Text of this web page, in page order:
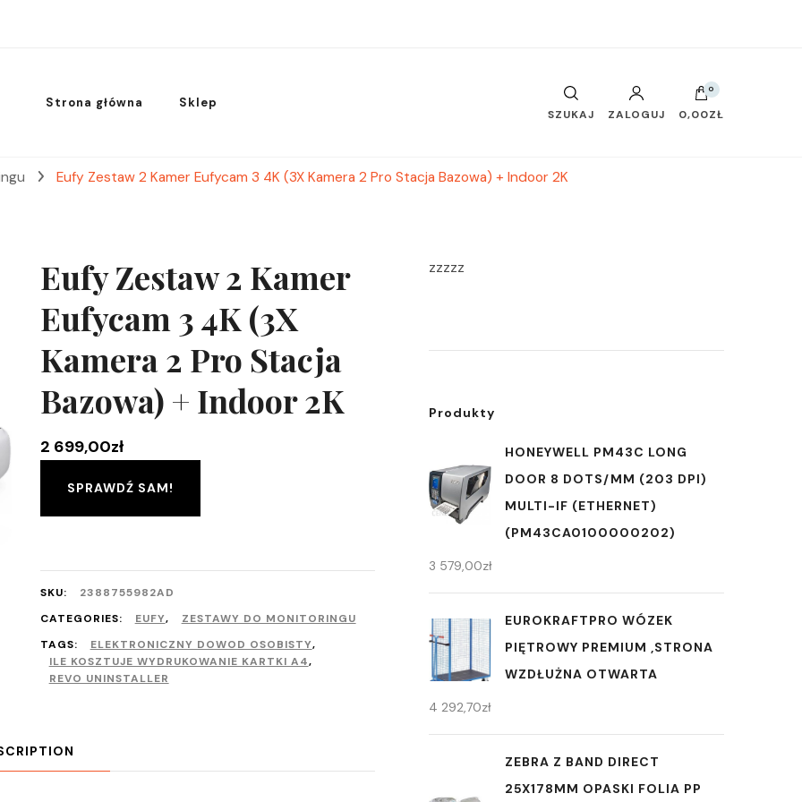
Strona główna Sklep
SZUKAJ ZALOGUJ
0
0,00ZŁ
Eufy Zestaw 2 Kamer Eufycam 3 4K (3X Kamera 2 Pro Stacja Bazowa) + Indoor 2K
Eufy Zestaw 2 Kamer
Eufycam 3 4K (3X
Kamera 2 Pro Stacja
Bazowa) + Indoor 2K
2 699,00zł
SPRAWDŹ SAM!
SKU:
2388755982AD
CATEGORIES:
EUFY,
ZESTAWY DO MONITORINGU
TAGS:
ELEKTRONICZNY DOWOD OSOBISTY,
ILE KOSZTUJE WYDRUKOWANIE KARTKI A4,
REVO UNINSTALLER
zzzzz
Produkty
HONEYWELL PM43C LONG
DOOR 8 DOTS/MM (203 DPI)
MULTI-IF (ETHERNET)
(PM43CA0100000202)
3 579,00zł
EUROKRAFTPRO WÓZEK
PIĘTROWY PREMIUM ,STRONA
WZDŁUŻNA OTWARTA
4 292,70zł
ZEBRA Z BAND DIRECT
25X178MM OPASKI FOLIA PP